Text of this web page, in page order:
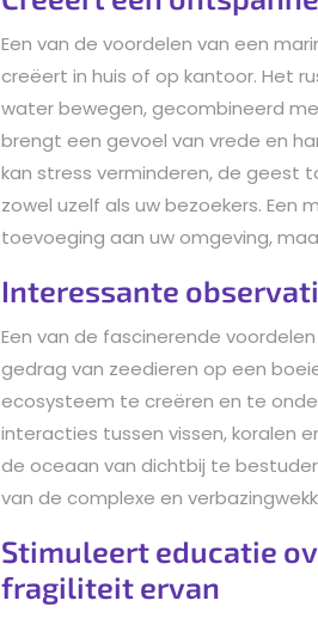
Een van de voordelen van een
creëert in huis of op kantoor. Het
water bewegen, gecombineerd
brengt een gevoel van vrede en
kan stress verminderen, de geest
zowel uzelf als uw bezoekers. Een
toevoeging aan uw omgeving,
Interessante
Een van de fascinerende
gedrag van zeedieren op een
ecosysteem te creëren en te
interacties tussen vissen, koralen
de oceaan van dichtbij te
van de complexe en
Stimuleert educatie
fragiliteit ervan